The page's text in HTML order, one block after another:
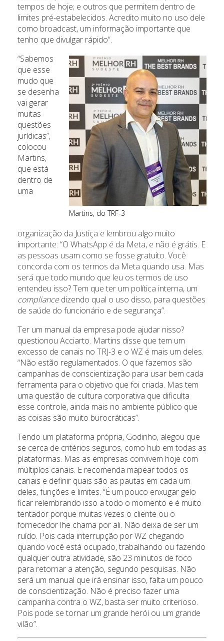
tempos de hoje; e outros que permitem dentro de
limites pré-estabelecidos. Acredito muito no uso dele
como broadcast, um informação importante que
tenho que divulgar rápido”.
Martins, do TRF-3
“Sabemos
que esse
mudo que
se desenha
vai gerar
muitas
questões
jurídicas”,
colocou
Martins,
que está
dentro de
uma
organização da Justiça e lembrou algo muito
importante: “O WhatsApp é da Meta, e não é grátis. E
as pessoas usam como se fosse gratuito. Você
concorda com os termos da Meta quando usa. Mas
será que todo mundo que leu os termos de uso
entendeu isso? Tem que ter um política interna, um
compliancedizendo qual o uso disso, para questões
de saúde do funcionário e de segurança”.
Ter um manual da empresa pode ajudar nisso?
questionou Acciarto. Martins disse que tem um
excesso de canais no TRJ-3 e o WZ é mais um deles.
“Não estão regulamentados. O que fazemos são
campanhas de conscientização para usar bem cada
ferramenta para o objetivo que foi criada. Mas tem
uma questão de cultura corporativa que dificulta
esse controle, ainda mais no ambiente público que
as coisas são muito burocráticas”.
Tendo um plataforma própria, Godinho, alegou que
se cerca de critérios seguros, como hub em todas as
plataformas. Mas as empresas convivem hoje com
múltiplos canais. E recomenda mapear todos os
canais e definir quais são as pautas em cada um
deles, funções e limites. “É um pouco enxugar gelo
ficar relembrando isso a todo o momento e é muito
tentador porque muitas vezes o cliente ou o
fornecedor lhe chama por ali. Não deixa de ser um
ruído. Pois cada interrupção por WZ chegando
quando você está ocupado, trabalhando ou fazendo
qualquer outra atividade, são 23 minutos de foco
para retornar a atenção, segundo pesquisas. Não
será um manual que irá ensinar isso, falta um pouco
de conscientização. Não é preciso fazer uma
campanha contra o WZ, basta ser muito criterioso.
Pois pode se tornar um grande herói ou um grande
vilão”.